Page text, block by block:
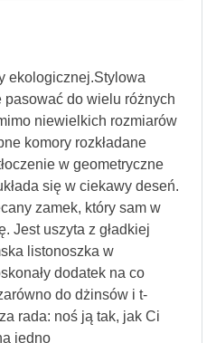
ekologicznej.Stylowa
pasować do wielu różnych
niewielkich rozmiarów
komory rozkładane
w geometryczne
się w ciekawy deseń.
zamek, który sam w
Jest uszyta z gładkiej
listonoszka w
dodatek na co
do dżinsów i t-
rada: noś ją tak, jak Ci
jedno